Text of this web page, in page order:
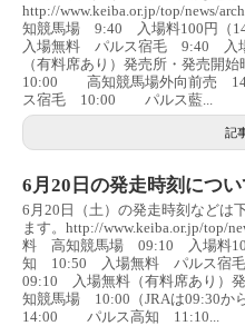
http://www.keiba.or.jp/top/news/
知競馬場 9:40 入場料100円（
入場無料 パルス宿毛 9:40
（有料席あり）発売所・発売
10:00 高知競馬場外向前
ス宿毛 10:00 パルス藍...
記
6月20日の発走時刻につい
6月20日（土）の発走時刻などは
ます。http://www.keiba.or.jp/top/
料 高知競馬場 09:10 入場料
知 10:50 入場無料 パルス宿
09:10 入場無料（有料席あり
知競馬場 10:00（JRAは09:30
14:00 パルス高知 11:10...